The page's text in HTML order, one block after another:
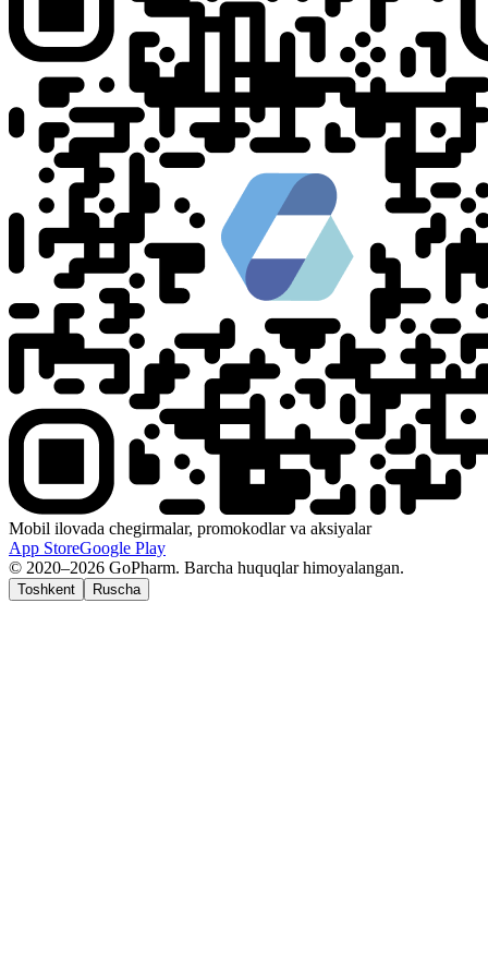
Mobil ilovada chegirmalar, promokodlar va aksiyalar
App StoreGoogle Play
© 2020–2026 GoPharm. Barcha huquqlar himoyalangan.
Toshkent Ruscha